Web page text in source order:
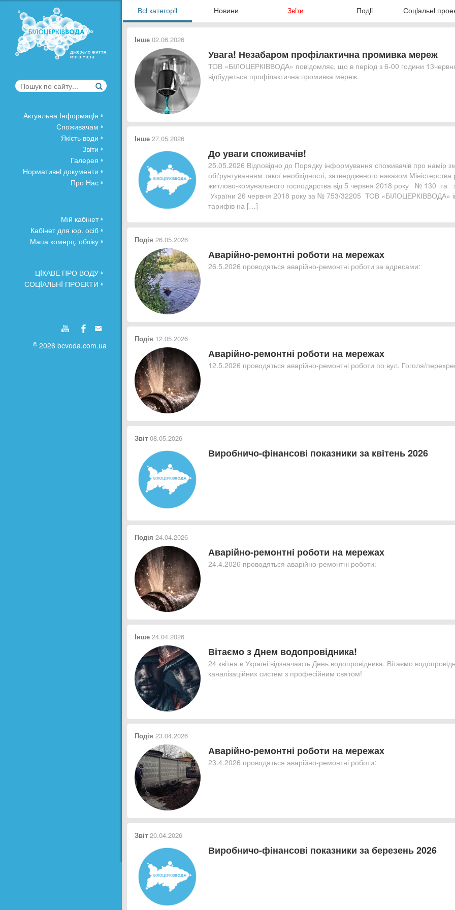
Актуальна Iнформацiя
Споживачам
Якiсть води
Звiти
Галерея
Нормативнi документи
Про Нас
Мій кабінет
Кабінет для юр. осіб
Мапа комерц. обліку
ЦIКАВЕ ПРО ВОДУ
СОЦIАЛЬНI ПРОЕКТИ
2026 bcvoda.com.ua
Всi категорii Новини Звiти Подii Соцiальнi
Інше02.06.2026
Увага! Незабаром профілактична промивка мереж
ТОВ «БІЛОЦЕРКІВВОДА» повідомляє, що в період з 6-00 години
відбудеться профілактична промивка мереж.
Інше27.05.2026
До уваги споживачів!
25.05.2026 Відповідно до Порядку інформування споживачів про намір
обґрунтуванням такої необхідності, затвердженого наказом Міністерства
житлово-комунального господарства від 5 червня 2018 року № 130 та
України 26 червня 2018 року за № 753/32205 ТОВ «БІЛОЦЕРКІВВОДА»
тарифів на […]
Подія 26.05.2026
Аварійно-ремонтні роботи на мережах
26.5.2026 проводяться аварійно-ремонтні роботи за адресами:
Подія 12.05.2026
Аварійно-ремонтні роботи на мережах
12.5.2026 проводяться аварійно-ремонтні роботи по вул. Гоголя/
Звіт08.05.2026
Виробничо-фінансові показники за квітень 2026
Подія 24.04.2026
Аварійно-ремонтні роботи на мережах
24.4.2026 проводяться аварійно-ремонтні роботи:
Інше24.04.2026
Вітаємо з Днем водопровідника!
24 квітня в Україні відзначають День водопровідника. Вітаємо
каналізаційних систем з професійним святом!
Подія 23.04.2026
Аварійно-ремонтні роботи на мережах
23.4.2026 проводяться аварійно-ремонтні роботи:
Звіт20.04.2026
Виробничо-фінансові показники за березень 2026